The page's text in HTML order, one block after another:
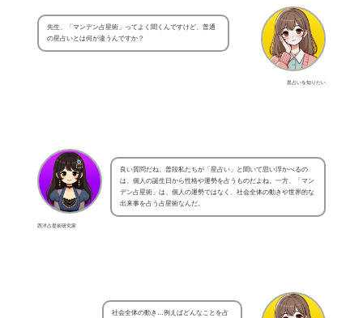
星占いを知りたい
先生、「マンデン占星術」ってよく聞くんですけど、普通
の星占いとは何が違うんですか？
西洋占星術研究家
良い質問だね。普段私たちが「星占い」と聞いて思い浮かべるの
は、個人の誕生日から性格や運勢を占うものだよね。一方、「マン
デン占星術」は、個人の運勢ではなく、社会全体の動きや世界的な
出来事を占う占星術なんだ。
社会全体の動き…例えばどんなことを占